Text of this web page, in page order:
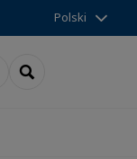
Polski
SEARCH